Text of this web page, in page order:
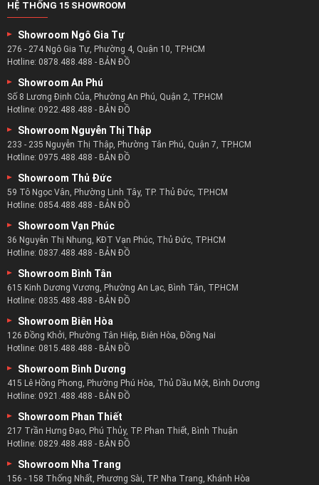
Một căn phòng khách đủ tiện nghi thì không chỉ có ghế
Đó không chỉ là người bạn đồng hành của ghế sofa mà còn
là một món đồ nội thất góp phần mang đến những nét
chấm phá mới cho phòng khách.
Với chiếc bàn trà sofa bạn có thể làm đẹp thêm cho phòng
khách với những món đồ trang trí mới.
Bàn trà còn dùng để đặt những ấm trà đẹp mắt để tiếp
đón khách và mang cho họ một ly nước uống ngon nhất.
Doanh nghiệp bàn sofa kinh nghiệm nhất:
zSofa là doanh nghiệp có nhiều năm kinh nghiệm trong lĩnh
vực nội thất bàn sofa với hơn 5 năm kinh nghiệm.
Từ năm 2017 cho đến nay zSofa luôn nằm trong top những
doanh nghiệp bàn sofa nổi tiếng nhất.
zSofa hiện nay cũng đang là doanh nghiệp cung cấp bàn trà
chính cho nhiều doanh nghiệp, tổ chức và cá nhân.
nhất mà còn là những dịch vụ khách hàng tốt nhất.
Đảm bảo khách hàng của zSofa luôn hài lòng về chất lượng
bàn trà và sự hỗ trợ từ đội ngũ nhân viên của zSofa.
HỆ THỐNG 15 SHOWROOM
Showroom Ngô Gia Tự
276 - 274 Ngô Gia Tự, Phường 4, Quận 10, TP.HCM
Hotline: 0878.488.488 - BẢN ĐỒ
Showroom An Phú
Số 8 Lương Định Của, Phường An Phú, Quận 2, TP.HCM
Hotline: 0922.488.488 - BẢN ĐỒ
Showroom Nguyễn Thị Thập
233 - 235 Nguyễn Thị Thập, Phường Tân Phú, Quận 7, TP.HCM
Hotline: 0975.488.488 - BẢN ĐỒ
Showroom Thủ Đức
59 Tô Ngọc Vân, Phường Linh Tây, TP. Thủ Đức, TP.HCM
Hotline: 0854.488.488 - BẢN ĐỒ
Showroom Vạn Phúc
36 Nguyễn Thị Nhung, KĐT Vạn Phúc, Thủ Đức, TP.HCM
Hotline: 0837.488.488 - BẢN ĐỒ
Showroom Bình Tân
615 Kinh Dương Vương, Phường An Lạc, Bình Tân, TP.HCM
Hotline: 0835.488.488 - BẢN ĐỒ
Showroom Biên Hòa
126 Đồng Khởi, Phường Tân Hiệp, Biên Hòa, Đồng Nai
Hotline: 0815.488.488 - BẢN ĐỒ
Showroom Bình Dương
415 Lê Hồng Phong, Phường Phú Hòa, Thủ Dầu Một, Bình Dương
Hotline: 0921.488.488 - BẢN ĐỒ
Showroom Phan Thiết
217 Trần Hưng Đạo, Phú Thủy, TP. Phan Thiết, Bình Thuận
Hotline: 0829.488.488 - BẢN ĐỒ
Showroom Nha Trang
156 - 158 Thống Nhất, Phương Sài, TP. Nha Trang, Khánh Hòa